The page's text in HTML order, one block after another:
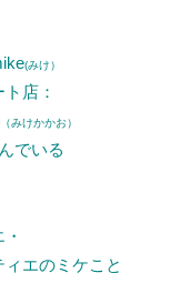
(みけ）
店：
（みけかかお）
でいる
ィエのミケこと